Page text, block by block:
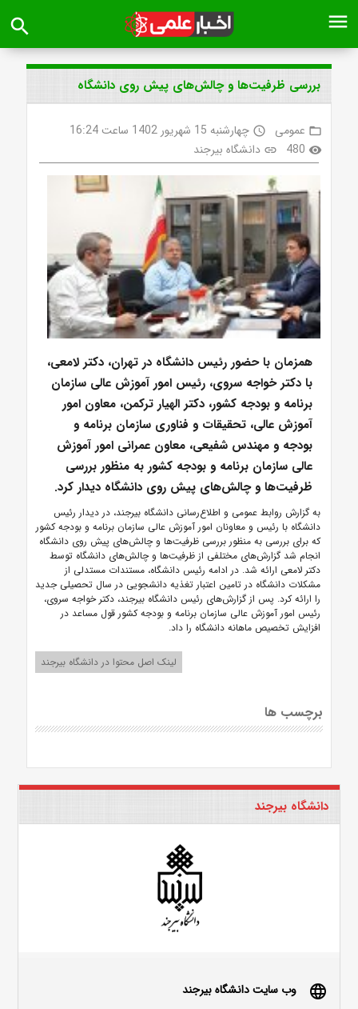
menu
search
بررسی ظرفیت‌ها و چالش‌های پیش روی دانشگاه
folder_open عمومی access_time چهارشنبه 15 شهریور 1402 ساعت 16:24
visibility
480
link دانشگاه بیرجند
همزمان با حضور رئیس دانشگاه در تهران، دکتر لامعی،
با دکتر خواجه سروی، رئیس امور آموزش عالی سازمان
برنامه و بودجه کشور، دکتر الهیار ترکمن، معاون امور
آموزش عالی، تحقیقات و فناوری سازمان برنامه و
بودجه و مهندس شفیعی، معاون عمرانی امور آموزش
عالی سازمان برنامه و بودجه کشور به منظور بررسی
ظرفیت‌ها و چالش‌های پیش روی دانشگاه دیدار کرد.
به گزارش روابط عمومی و اطلاع‌رسانی دانشگاه بیرجند، در دیدار رئیس
دانشگاه با رئیس و معاونان امور آموزش عالی سازمان برنامه و بودجه کشور
که برای بررسی به منظور بررسی ظرفیت‌ها و چالش‌های پیش روی دانشگاه
انجام شد گزارش‌های مختلفی از ظرفیت‌ها و چالش‌های دانشگاه توسط
دکتر لامعی ارائه شد. در ادامه رئیس دانشگاه، مستندات مستدلی از
مشکلات دانشگاه در تامین اعتبار تغذیه دانشجویی در سال تحصیلی جدید
را ارائه کرد. پس از گزارش‌های رئیس دانشگاه بیرجند، دکتر خواجه سروی،
رئیس امور آموزش عالی سازمان برنامه و بودجه کشور قول مساعد در
افزایش تخصیص ماهانه دانشگاه را داد.
لینک اصل محتوا در دانشگاه بیرجند
برچسب ها
دانشگاه بیرجند
language وب سایت دانشگاه بیرجند